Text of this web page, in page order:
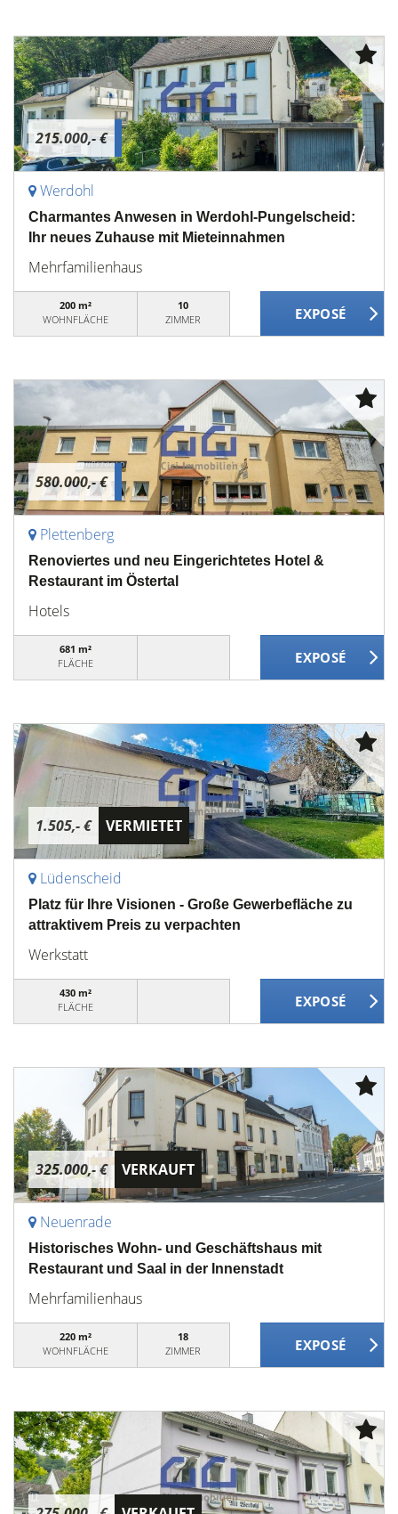
215.000,- €
Werdohl
Charmantes Anwesen in Werdohl-Pungelscheid:
Ihr neues Zuhause mit Mieteinnahmen
Mehrfamilienhaus
200 m²
WOHNFLÄCHE
10
ZIMMER
580.000,- €
Plettenberg
Renoviertes und neu Eingerichtetes Hotel &
Restaurant im Östertal
Hotels
681 m²
FLÄCHE
1.505,- € VERMIETET
Lüdenscheid
Platz für Ihre Visionen - Große Gewerbefläche zu
attraktivem Preis zu verpachten
Werkstatt
430 m²
FLÄCHE
325.000,- € VERKAUFT
Neuenrade
Historisches Wohn- und Geschäftshaus mit
Restaurant und Saal in der Innenstadt
Mehrfamilienhaus
220 m²
WOHNFLÄCHE
18
ZIMMER